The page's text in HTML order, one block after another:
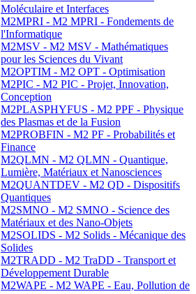
Moléculaire et Interfaces
M2MPRI - M2 MPRI - Fondements de
l'Informatique
M2MSV - M2 MSV - Mathématiques
pour les Sciences du Vivant
M2OPTIM - M2 OPT - Optimisation
M2PIC - M2 PIC - Projet, Innovation,
Conception
M2PLASPHYFUS - M2 PPF - Physique
des Plasmas et de la Fusion
M2PROBFIN - M2 PF - Probabilités et
Finance
M2QLMN - M2 QLMN - Quantique,
Lumière, Matériaux et Nanosciences
M2QUANTDEV - M2 QD - Dispositifs
Quantiques
M2SMNO - M2 SMNO - Science des
Matériaux et des Nano-Objets
M2SOLIDS - M2 Solids - Mécanique des
Solides
M2TRADD - M2 TraDD - Transport et
Développement Durable
M2WAPE - M2 WAPE - Eau, Pollution de